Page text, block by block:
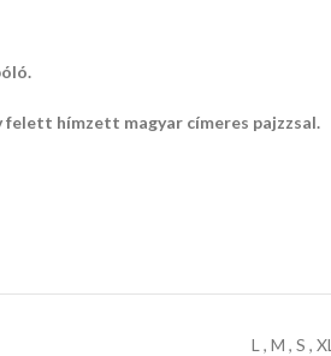
hímzett magyar címeres pajzzsal.
L , M , S , XL